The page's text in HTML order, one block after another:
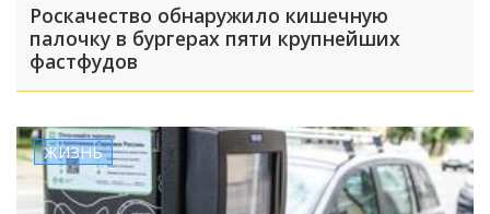
Роскачество обнаружило кишечную
палочку в бургерах пяти крупнейших
фастфудов
ЖИЗНЬ